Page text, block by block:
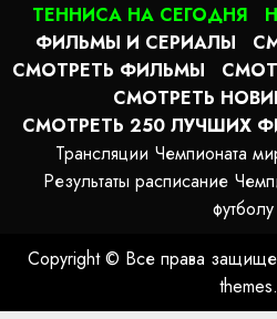
ТЕННИСА НА СЕГОДНЯ
ФИЛЬМЫ И СЕРИАЛЫ
СМОТРЕТЬ ФИЛЬМЫ
СМОТРЕТЬ
СМОТРЕТЬ 250 ЛУЧШИХ
Трансляции Чемпионата
Результаты расписание
футболу
Copyright © Все права
themes.